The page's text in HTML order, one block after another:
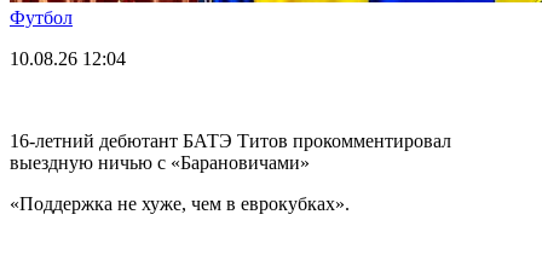
Футбол
10.08.26 12:04
16-летний дебютант БАТЭ Титов прокомментировал
выездную ничью с «Барановичами»
«Поддержка не хуже, чем в еврокубках».